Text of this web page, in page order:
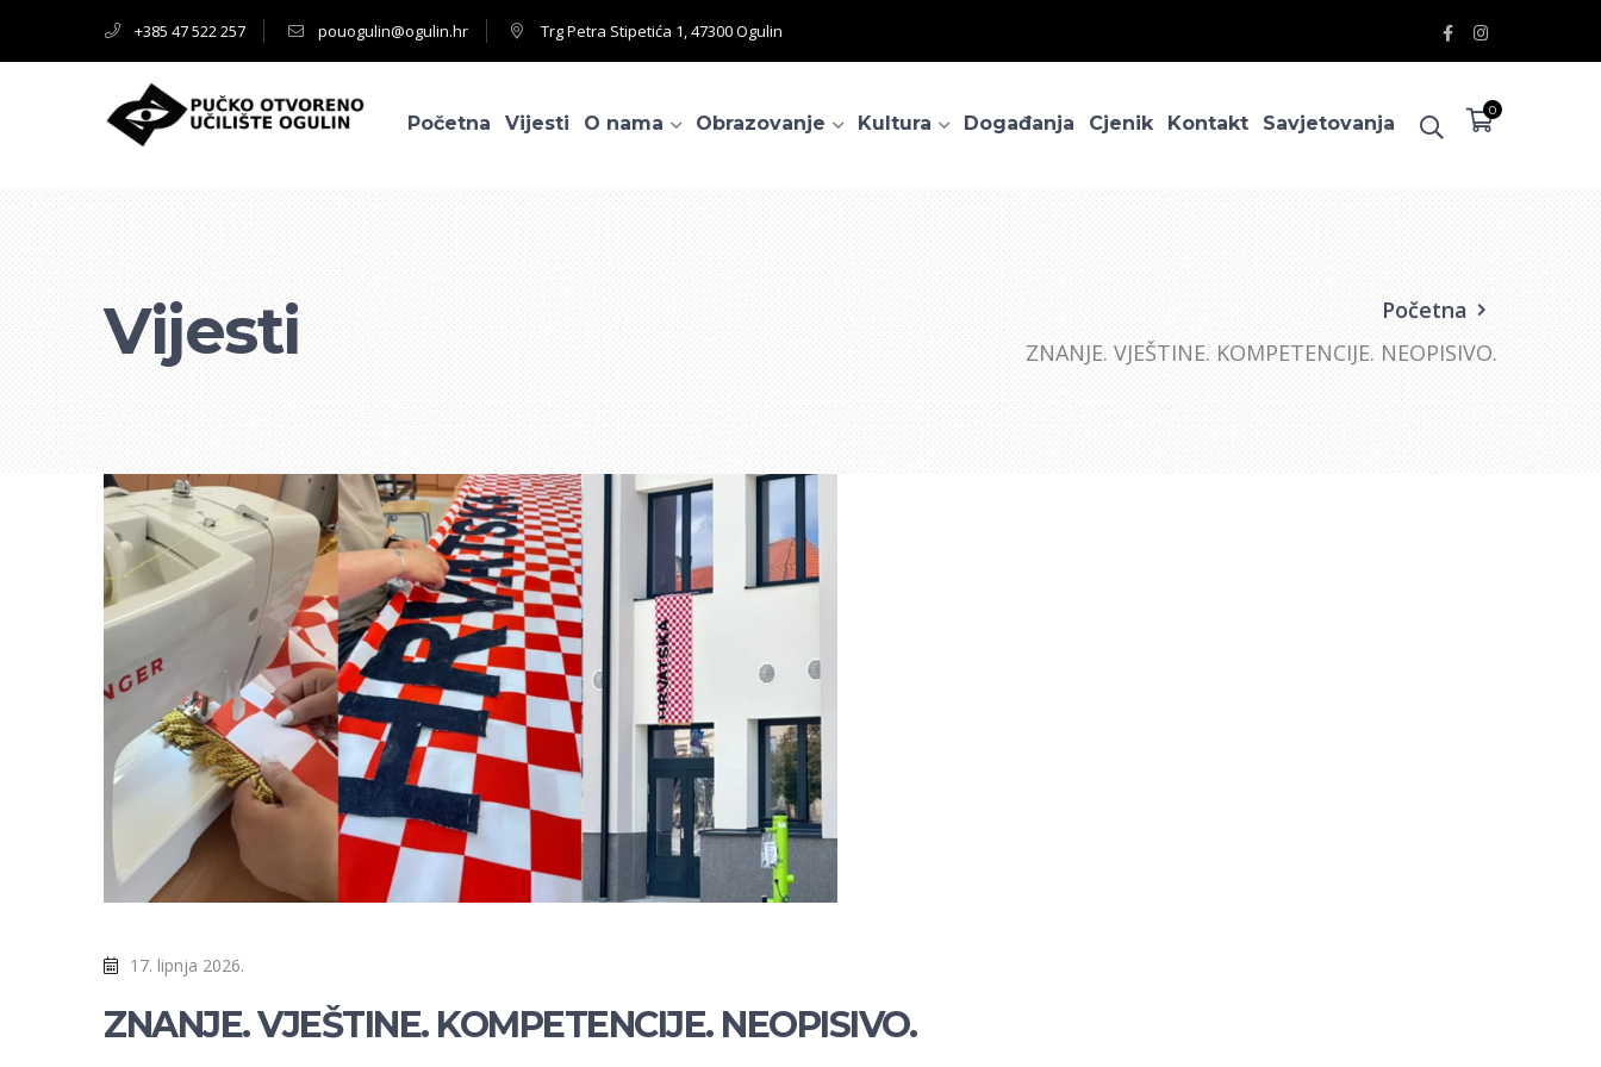
+385 47 522 257 pouogulin@ogulin.hr Trg Petra Stipetića 1, 47300 Ogulin
Facebook
Profile
Instagram
Profile
0
Početna Vijesti O nama Obrazovanje Kultura Događanja Cjenik Kontakt Savjetovanja
Vijesti
Početna
ZNANJE. VJEŠTINE. KOMPETENCIJE. NEOPISIVO.
17. lipnja 2026.
ZNANJE. VJEŠTINE. KOMPETENCIJE. NEOPISIVO.